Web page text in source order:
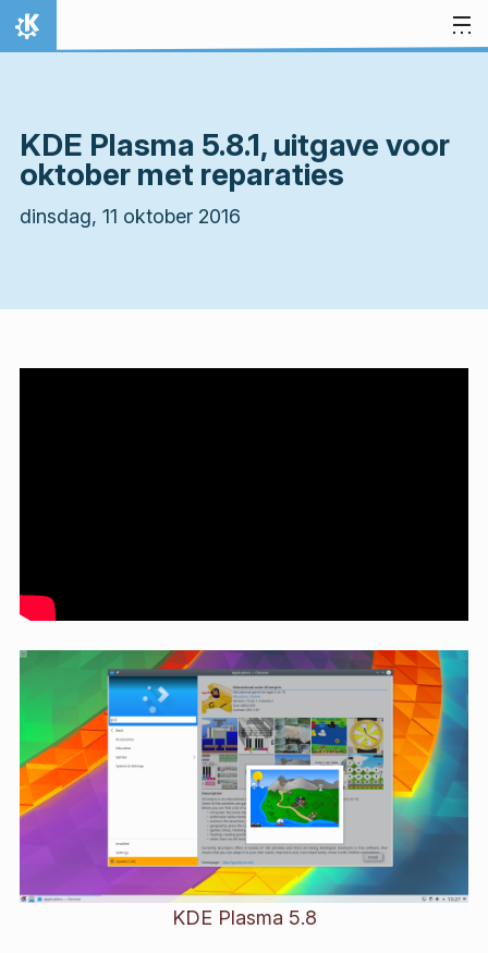
Spring naar inhoud
Thuis
KDE Plasma 5.8.1, uitgave voor
oktober met reparaties
dinsdag, 11 oktober 2016
KDE Plasma 5.8